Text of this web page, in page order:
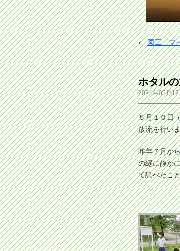
←図工「マ
ホタル
2021年05月12
５月１０日
放流を行い
昨年７月か
の縁に静か
て調べたこ